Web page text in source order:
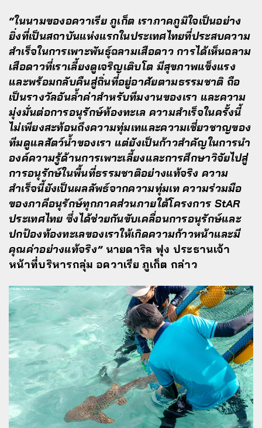
“ในนามของอควาเรีย ภูเก็ต เราภาคภูมิใจเป็นอย่าง
ยิ่งที่เป็นสถาบันแห่งแรกในประเทศไทยที่ประสบความ
สำเร็จในการเพาะพันธุ์ฉลามเสือดาว การได้เห็นฉลาม
เสือดาวที่เราเลี้ยงดูเจริญเติบโต มีสุขภาพแข็งแรง
และพร้อมกลับคืนสู่ถิ่นที่อยู่อาศัยตามธรรมชาติ ถือ
เป็นรางวัลอันล้ำค่าสำหรับทีมงานของเรา และความ
มุ่งมั่นต่อการอนุรักษ์ท้องทะเล ความสำเร็จในครั้งนี้
ไม่เพียงสะท้อนถึงความทุ่มเทและความเชี่ยวชาญของ
ทีมดูแลสัตว์น้ำของเรา แต่ยังเป็นก้าวสำคัญในการนำ
องค์ความรู้ด้านการเพาะเลี้ยงและการศึกษาวิจัยไปสู่
การอนุรักษ์ในพื้นที่ธรรมชาติอย่างแท้จริง ความ
สำเร็จนี้ยังเป็นผลลัพธ์จากความทุ่มเท ความร่วมมือ
ของภาคีอนุรักษ์ทุกภาคส่วนภายใต้โครงการ StAR
ประเทศไทย ซึ่งได้ช่วยกันขับเคลื่อนการอนุรักษ์และ
ปกป้องท้องทะเลของเราให้เกิดความก้าวหน้าและมี
คุณค่าอย่างแท้จริง” นายดาริล ฟุง ประธานเจ้า
หน้าที่บริหารกลุ่ม อควาเรีย ภูเก็ต กล่าว